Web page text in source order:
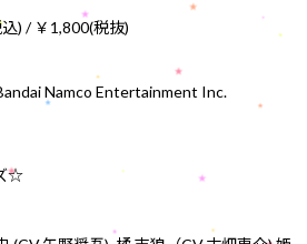
) / ￥1,800(税抜)
Namco Entertainment Inc.
☆